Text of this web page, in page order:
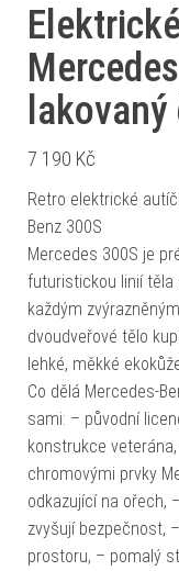
7 190 Kč
Retro elektrické
Benz 300S
Mercedes 300S je
futuristickou linií
každým
dvoudveřové tělo
lehké, měkké
Co dělá Mercedes-
sami: – původní
konstrukce
chromovými prvky
odkazující na ořech,
zvyšují bezpečnost,
prostoru, – pomalý